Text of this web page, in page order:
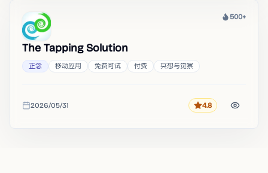
热度
500+
The Tapping Solution
正念 移动应用 免费可试 付费 冥想与觉察
收录时间
2026/05/31 评分4.8